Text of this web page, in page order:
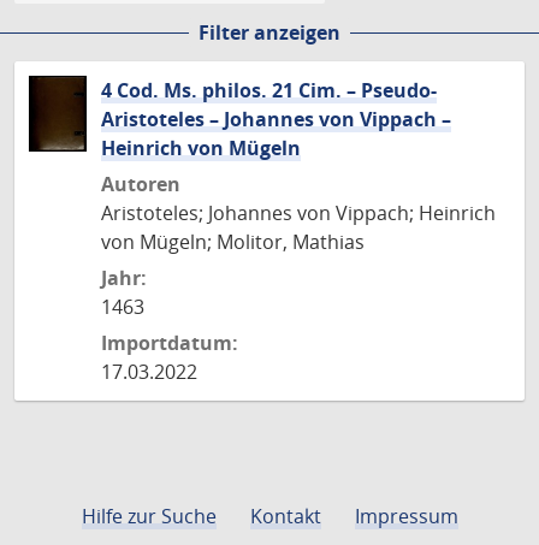
Filter anzeigen
4 Cod. Ms. philos. 21 Cim. – Pseudo-
Aristoteles – Johannes von Vippach –
Heinrich von Mügeln
Autoren
Aristoteles; Johannes von Vippach; Heinrich
von Mügeln; Molitor, Mathias
Jahr:
1463
Importdatum:
17.03.2022
Hilfe zur Suche Kontakt
Impressum